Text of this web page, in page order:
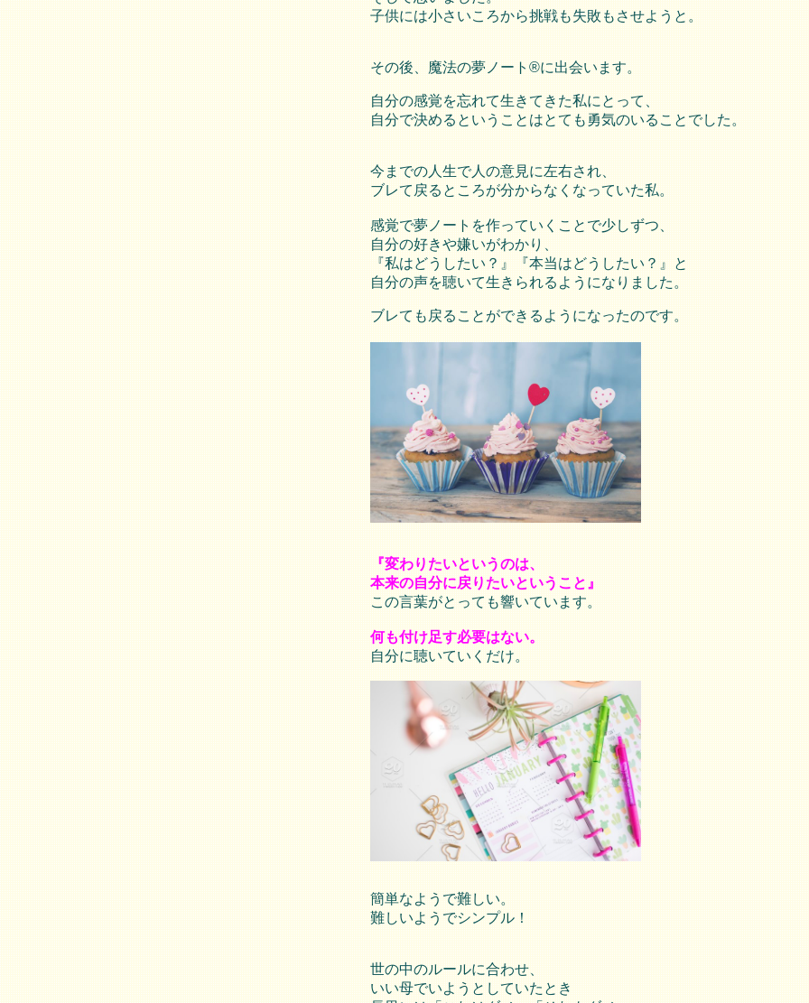
子供には小さいころから挑戦も失敗もさせようと。
その後、魔法の夢ノート®に出会います。
自分の感覚を忘れて生きてきた私にとって、
自分で決めるということはとても勇気のいることでした。
今までの人生で人の意見に左右され、
ブレて戻るところが分からなくなっていた私。
感覚で夢ノートを作っていくことで少しずつ、
自分の好きや嫌いがわかり、
『私はどうしたい？』『本当はどうしたい？』と
自分の声を聴いて生きられるようになりました。
ブレても戻ることができるようになったのです。
『変わりたいというのは、
本来の自分に戻りたいということ』
この言葉がとっても響いています。
何も付け足す必要はない。
自分に聴いていくだけ。
簡単なようで難しい。
難しいようでシンプル！
世の中のルールに合わせ、
いい母でいようとしていたとき